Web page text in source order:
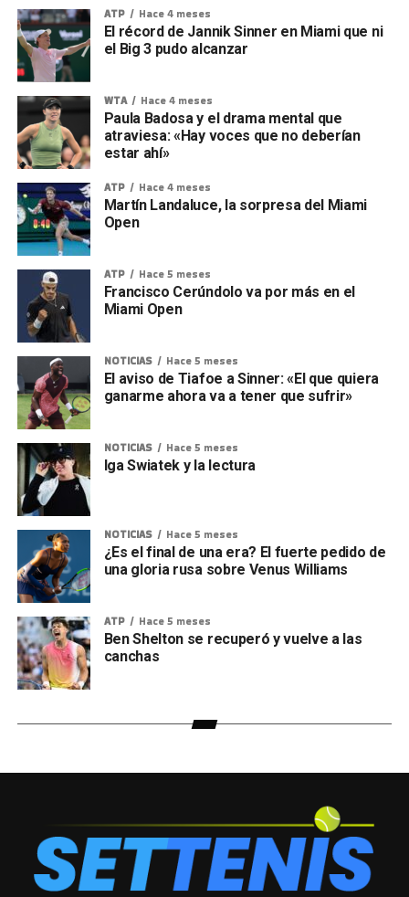
ATP Hace 4 meses
El récord de Jannik Sinner en Miami que ni
el Big 3 pudo alcanzar
WTA Hace 4 meses
Paula Badosa y el drama mental que
atraviesa: «Hay voces que no deberían
estar ahí»
ATP Hace 4 meses
Martín Landaluce, la sorpresa del Miami
Open
ATP Hace 5 meses
Francisco Cerúndolo va por más en el
Miami Open
NOTICIAS Hace 5 meses
El aviso de Tiafoe a Sinner: «El que quiera
ganarme ahora va a tener que sufrir»
NOTICIAS Hace 5 meses
Iga Swiatek y la lectura
NOTICIAS Hace 5 meses
¿Es el final de una era? El fuerte pedido de
una gloria rusa sobre Venus Williams
ATP Hace 5 meses
Ben Shelton se recuperó y vuelve a las
canchas